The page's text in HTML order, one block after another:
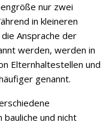
nur zwei
in kleineren
Ansprache der
werden, werden in
Elternhaltestellen und
genannt.
und nicht